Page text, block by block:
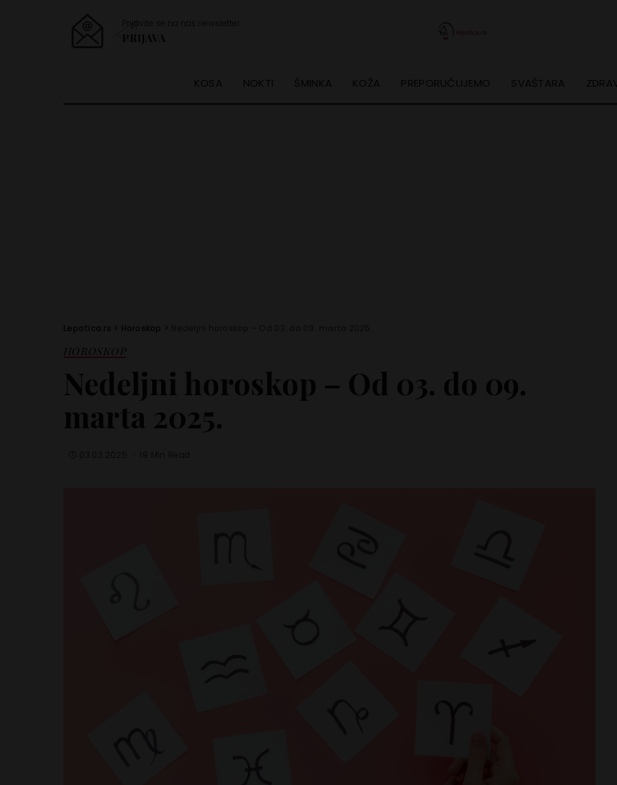
Prijavite se na naš newsletter
PRIJAVA
KOSA NOKTI ŠMINKA KOŽA PREPORUČUJEMO SVAŠTARA
Lepotica.rs > Horoskop >
HOROSKOP
Nedeljni horoskop – Od 03. do 09.
marta 2025.